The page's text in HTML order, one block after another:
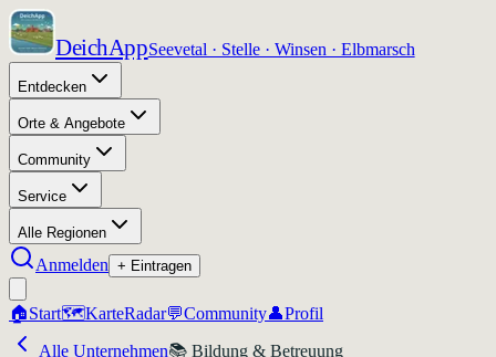
DeichAppSeevetal · Stelle · Winsen · Elbmarsch
Entdecken
Orte & Angebote
Community
Service
Alle Regionen
Anmelden + Eintragen
🏠Start🗺️KarteRadar💬Community👤Profil
Alle Unternehmen📚 Bildung & Betreuung